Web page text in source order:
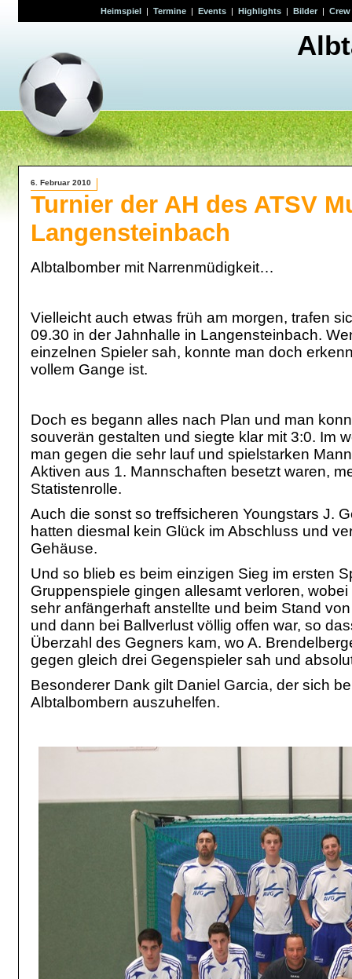
Heimspiel| Termine| Events| Highlights| Bilder| Crew
6. Februar 2010
Turnier der AH des ATSV
Langensteinbach
Albtalbomber mit Narrenmüdigkeit…
Vielleicht auch etwas früh am morgen, trafen
09.30 in der Jahnhalle in Langensteinbach.
einzelnen Spieler sah, konnte man doch
vollem Gange ist.
Doch es begann alles nach Plan und man
souverän gestalten und siegte klar mit 3:0. Im
man gegen die sehr lauf und spielstarken
Aktiven aus 1. Mannschaften besetzt waren,
Statistenrolle.
Auch die sonst so treffsicheren Youngstars J.
hatten diesmal kein Glück im Abschluss und
Gehäuse.
Und so blieb es beim einzigen Sieg im ersten
Gruppenspiele gingen allesamt verloren,
sehr anfängerhaft anstellte und beim Stand
und dann bei Ballverlust völlig offen war, so
Überzahl des Gegners kam, wo A.
gegen gleich drei Gegenspieler sah und
Besonderer Dank gilt Daniel Garcia, der sich
Albtalbombern auszuhelfen.